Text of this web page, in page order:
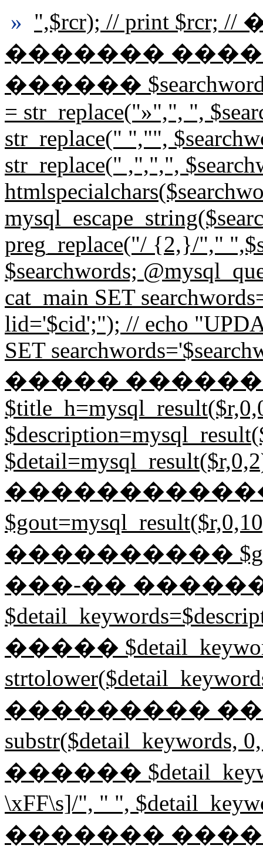
» ",$rcr); // print
�������
������
= str_replace("»",", ",
str_replace(" ","",
str_replace(" ,",",",
preg_replace("/ {2,}/","
$searchwords;
cat_main SET
lid='$cid';"); // echo
SET
�����
����������
���-��
�����
��������� �����
������
\xFF\s]/", " ",
�������